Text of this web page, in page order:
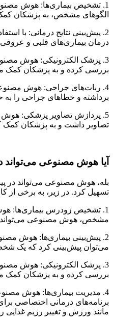
1. تشخیص بیماری‌ها: هوش
الگوهای مشخص، به پزشکان
2. پیش‌بینی نتایج درمانی: با
درمان بیماری‌های قلبی و عروقی
3. پزشک الکترونیکی: هوش
بررسی کرده و به پزشکان کمک
4. ربات‌های جراحی: هوش مصنوعی
برداشته و خطاهای جراحی را به
5. پردازش تصاویر پزشکی: هوش
تصاویر داشت و به پزشکان کمک
آیا هوش مصنوعی می‌تواند
بله، هوش مصنوعی می‌تواند در
تسهیل کرد. در زیر، به برخی از
1. تشخیص زودرس بیماری‌ها:
مشخص، هوش مصنوعی می‌تواند به
2. پیش‌بینی بیماری‌ها: هوش
می‌توان پیش‌بینی کرد که یک شخص
3. پزشک الکترونیکی: هوش
بررسی کرده و به پزشکان کمک
4. مدیریت بیماری‌ها: هوش
برنامه‌های درمانی اختصاصی
مانند ورزش و تغییر رژیم غذایی